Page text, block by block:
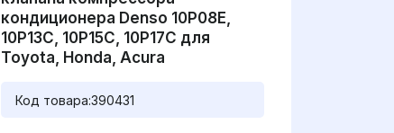
кондиционера Denso 10P08E,
10P13C, 10P15C, 10P17C для
Toyota, Honda, Acura
Код товара:390431